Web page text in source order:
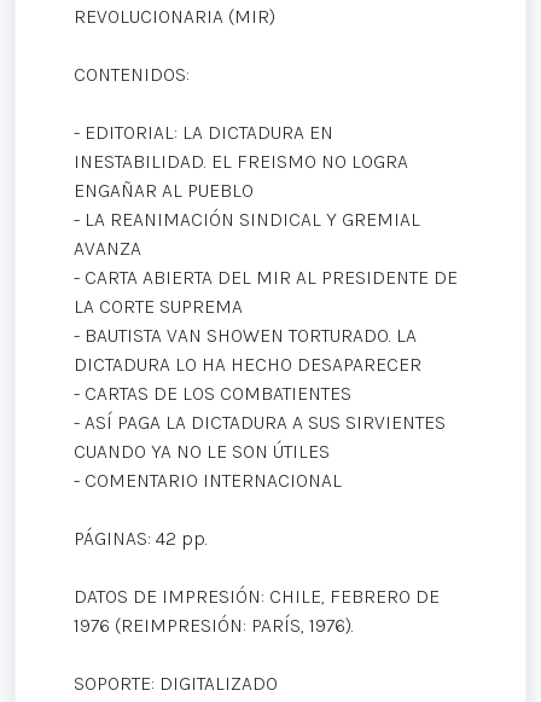
REVOLUCIONARIA (MIR)
CONTENIDOS:
- EDITORIAL: LA DICTADURA EN
INESTABILIDAD. EL FREISMO NO LOGRA
ENGAÑAR AL PUEBLO
- LA REANIMACIÓN SINDICAL Y GREMIAL
AVANZA
- CARTA ABIERTA DEL MIR AL PRESIDENTE DE
LA CORTE SUPREMA
- BAUTISTA VAN SHOWEN TORTURADO. LA
DICTADURA LO HA HECHO DESAPARECER
- CARTAS DE LOS COMBATIENTES
- ASÍ PAGA LA DICTADURA A SUS SIRVIENTES
CUANDO YA NO LE SON ÚTILES
- COMENTARIO INTERNACIONAL
PÁGINAS: 42 pp.
DATOS DE IMPRESIÓN: CHILE, FEBRERO DE
1976 (REIMPRESIÓN: PARÍS, 1976).
SOPORTE: DIGITALIZADO